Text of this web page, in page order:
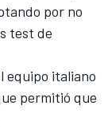
por no
test de
equipo italiano
permitió que